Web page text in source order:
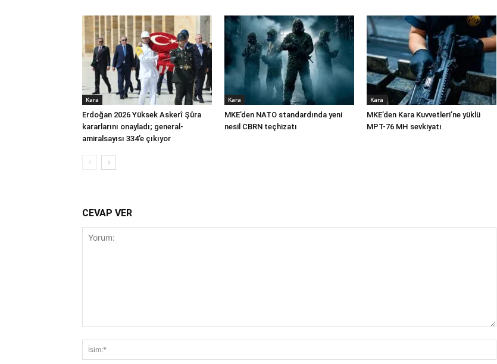
Kara
Erdoğan 2026 Yüksek Askerî Şûra
kararlarını onayladı; general-
amiralsayısı 334’e çıkıyor
Kara
MKE’den NATO standardında yeni
nesil CBRN teçhizatı
Kara
MKE’den Kara Kuvvetleri’ne yüklü
MPT-76 MH sevkiyatı
CEVAP VER